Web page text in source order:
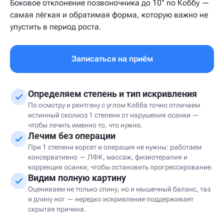
Боковое отклонение позвоночника до 10° по Коббу —
самая лёгкая и обратимая форма, которую важно не
упустить в период роста.
Записаться на приём
Определяем степень и тип искривления
По осмотру и рентгену с углом Кобба точно отличаем
истинный сколиоз 1 степени от нарушения осанки —
чтобы лечить именно то, что нужно.
Лечим без операции
При 1 степени корсет и операция не нужны: работаем
консервативно — ЛФК, массаж, физиотерапия и
коррекция осанки, чтобы остановить прогрессирование.
Видим полную картину
Оцениваем не только спину, но и мышечный баланс, таз
и длину ног — нередко искривление поддерживает
скрытая причина.